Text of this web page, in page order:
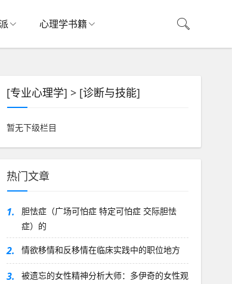
心理学书籍
[专业心理学] > [诊断与技能]
暂无下级栏目
热门文章
1.
胆怯症（广场可怕症 特定可怕症 交际胆怯
症）的
2. 情欲移情和反移情在临床实践中的职位地方
3.
被遗忘的女性精神分析大师：多伊奇的女性观